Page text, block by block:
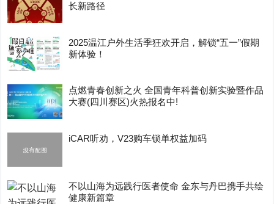
长新路径
2025温江户外生活季狂欢开启，解锁“五一”假期
新体验！
点燃青春创新之火 全国青年科普创新实验暨作品
大赛(四川赛区)火热报名中!
iCAR听劝，V23购车锁单权益加码
不以山海为远践行医者使命 金东与丹巴携手共绘
健康新篇章